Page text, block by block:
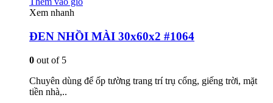
Xem nhanh
ĐEN NHỒI MÀI 30x60x2 #1064
0 out of 5
Chuyên dùng để ốp tường trang trí trụ cổng, giếng trời, mặt
tiền nhà,..